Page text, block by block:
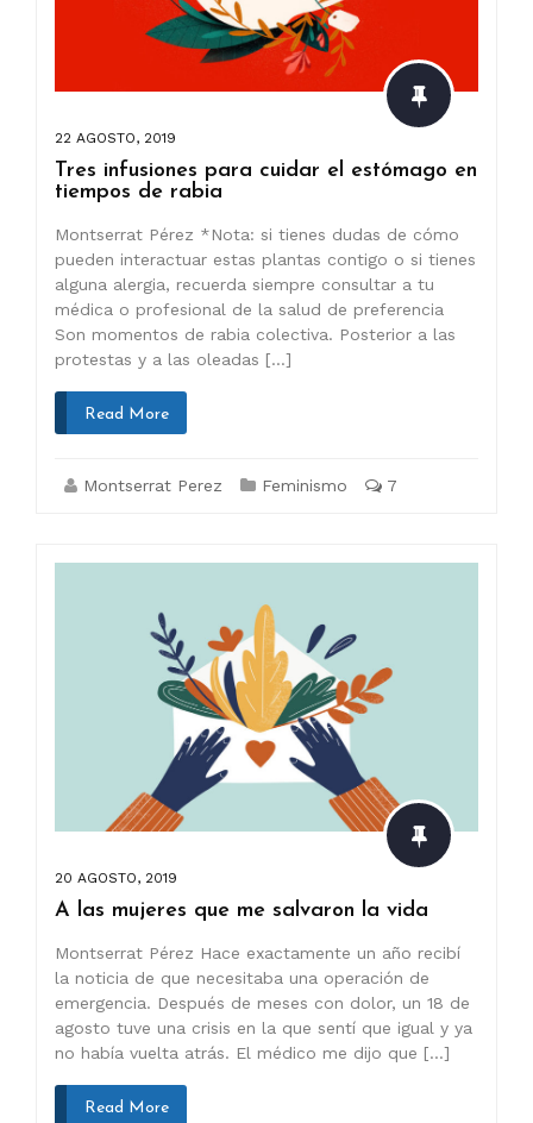
22 AGOSTO, 2019
Tres infusiones para cuidar el estómago en
tiempos de rabia
Montserrat Pérez *Nota: si tienes dudas de cómo
pueden interactuar estas plantas contigo o si tienes
alguna alergia, recuerda siempre consultar a tu
médica o profesional de la salud de preferencia
Son momentos de rabia colectiva. Posterior a las
protestas y a las oleadas […]
Read More
Montserrat Perez Feminismo 7
20 AGOSTO, 2019
A las mujeres que me salvaron la vida
Montserrat Pérez Hace exactamente un año recibí
la noticia de que necesitaba una operación de
emergencia. Después de meses con dolor, un 18 de
agosto tuve una crisis en la que sentí que igual y ya
no había vuelta atrás. El médico me dijo que […]
Read More